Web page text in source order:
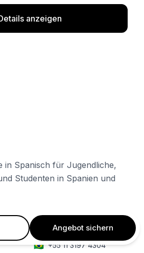
anzeigen
in Spanisch für Jugendliche,
Studenten in Spanien und
🇧🇷 +55 11 3197 4304
Angebot sichern